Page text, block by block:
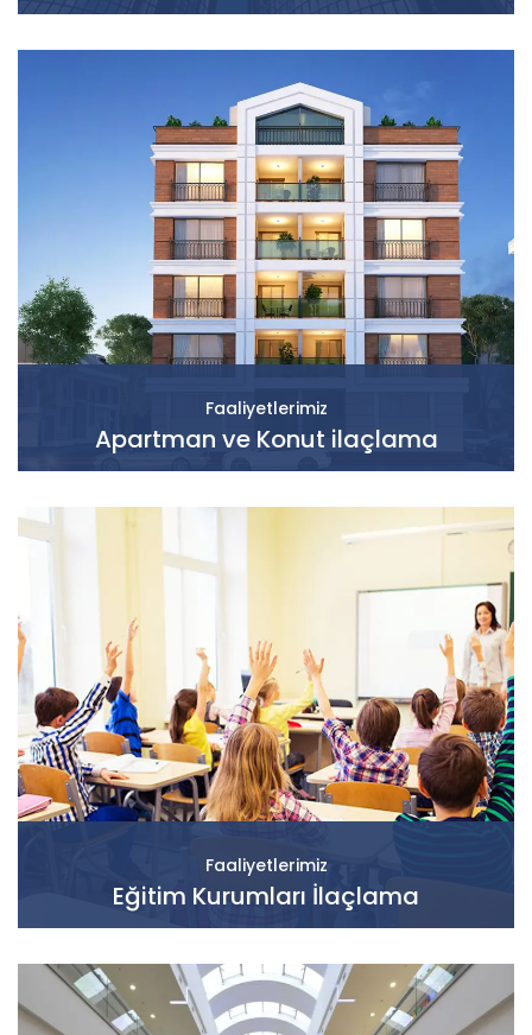
Faaliyetlerimiz
Apartman ve Konut ilaçlama
Faaliyetlerimiz
Eğitim Kurumları İlaçlama